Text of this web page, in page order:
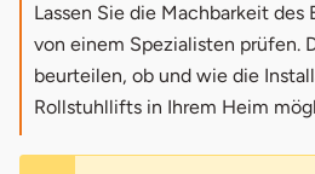
Lassen Sie die Machbarkeit des
von einem Spezialisten prüfen.
beurteilen, ob und wie die
Rollstuhllifts in Ihrem Heim